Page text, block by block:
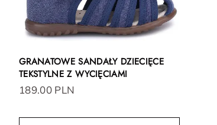
GRANATOWE SANDAŁY DZIECIĘCE
TEKSTYLNE Z WYCIĘCIAMI
189.00 PLN